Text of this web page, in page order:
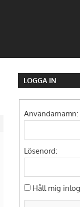
LOGGA IN
Användarnamn:
Lösenord:
Håll mig